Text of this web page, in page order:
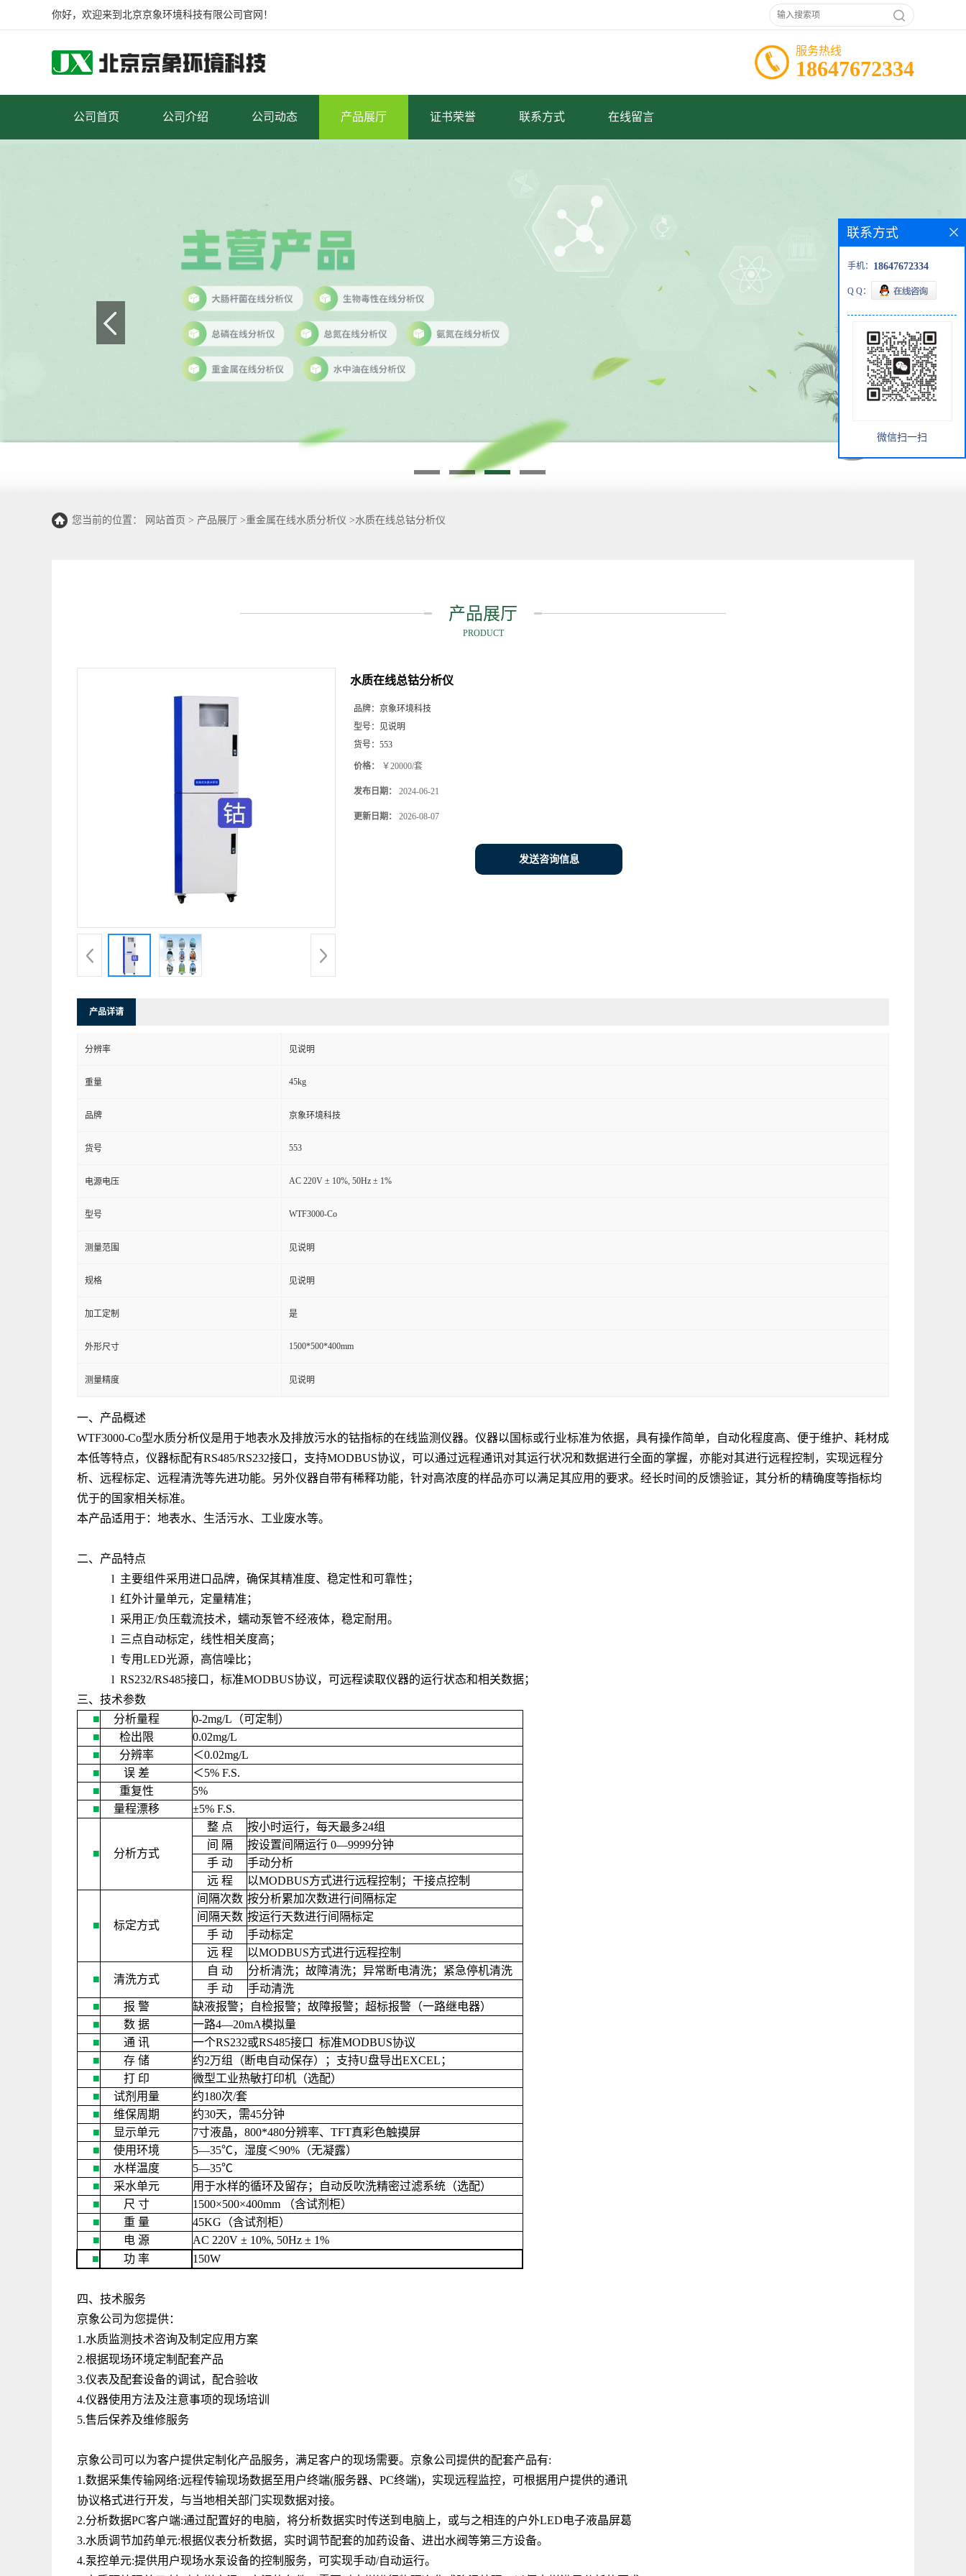
你好，欢迎来到北京京象环境科技有限公司官网！
服务热线
18647672334
公司首页 公司介绍 公司动态 产品展厅 证书荣誉 联系方式 在线留言
您当前的位置： 网站首页 > 产品展厅 >重金属在线水质分析仪 >水质在线总钴分析仪
产品展厅
PRODUCT
水质在线总钴分析仪
品牌： 京象环境科技
型号：
见说明
货号： 553
价格： ￥20000/套
发布日期： 2024-06-21
更新日期： 2026-08-07
发送咨询信息
产品详请
分辨率 见说明
重量 45kg
品牌 京象环境科技
货号 553
电源电压 AC 220V ± 10%, 50Hz ± 1%
型号 WTF3000-Co
测量范围 见说明
规格 见说明
加工定制 是
外形尺寸 1500*500*400mm
测量精度 见说明
一、产品概述
WTF3000-Co型水质分析仪是用于地表水及排放污水的钴指标的在线监测仪器。仪器以国标或行业标准为依据，具有操作简单，自动化程度高、便于维护、耗材成
本低等特点，仪器标配有RS485/RS232接口，支持MODBUS协议，可以通过远程通讯对其运行状况和数据进行全面的掌握，亦能对其进行远程控制，实现远程分
析、远程标定、远程清洗等先进功能。另外仪器自带有稀释功能，针对高浓度的样品亦可以满足其应用的要求。经长时间的反馈验证，其分析的精确度等指标均
优于的国家相关标准。
本产品适用于：地表水、生活污水、工业废水等。
二、产品特点
l 主要组件采用进口品牌，确保其精准度、稳定性和可靠性；
l 红外计量单元，定量精准；
l 采用正/负压载流技术，蠕动泵管不经液体，稳定耐用。
l 三点自动标定，线性相关度高；
l 专用LED光源，高信噪比；
l RS232/RS485接口，标准MODBUS协议，可远程读取仪器的运行状态和相关数据；
三、技术参数
■
分析量程 0-2mg/L （可定制）
■
检出限
0.02mg/L
■
分辨率 ＜0.02mg/L
■
误 差 ＜5% F.S.
■
重复性
5%
■
量程漂移 ±5% F.S.
■ 分析方式
整 点 按小时运行，每天最多24组
间 隔 按设置间隔运行 0—9999分钟
手 动
手动分析
远 程 以MODBUS方式进行远程控制；干接点控制
■ 标定方式
间隔次数 按分析累加次数进行间隔标定
间隔天数 按运行天数进行间隔标定
手 动
手动标定
远 程 以MODBUS方式进行远程控制
■ 清洗方式
自 动
分析清洗；故障清洗；异常断电清洗；紧急停机清洗
手 动
手动清洗
■
报 警
缺液报警；自检报警；故障报警；超标报警（一路继电器）
■
数 据 一路4—20mA模拟量
■
通 讯 一个RS232或RS485接口 标准MODBUS协议
■
存 储 约2万组（断电自动保存）；支持U盘导出EXCEL ；
■
打 印
微型工业热敏打印机（选配）
■
试剂用量 约180次/套
■
维保周期 约30天，需45分钟
■
显示单元 7寸液晶， 800*480分辨率、 TFT真彩色触摸屏
■
使用环境 5—35℃，湿度＜90% （无凝露）
■
水样温度 5—35℃
■
采水单元
用于水样的循环及留存；自动反吹洗精密过滤系统（选配）
■
尺 寸 1500×500×400mm
（含试剂柜）
■
重 量 45KG （含试剂柜）
■
电 源
AC 220V ± 10%, 50Hz ± 1%
■
功 率 150W
四、技术服务
京象公司为您提供：
1.水质监测技术咨询及制定应用方案
2.根据现场环境定制配套产品
3.仪表及配套设备的调试，配合验收
4.仪器使用方法及注意事项的现场培训
5.售后保养及维修服务
京象公司可以为客户提供定制化产品服务，满足客户的现场需要。京象公司提供的配套产品有:
1.数据采集传输网络:远程传输现场数据至用户终端(服务器、 PC终端)，实现远程监控，可根据用户提供的通讯
协议格式进行开发，与当地相关部门实现数据对接。
2.分析数据PC客户端:通过配置好的电脑，将分析数据实时传送到电脑上，或与之相连的户外LED电子液晶屏葛
3.水质调节加药单元:根据仪表分析数据，实时调节配套的加药设备、进出水阀等第三方设备。
4.泵控单元:提供用户现场水泵设备的控制服务，可实现手动/自动运行。
联系方式
手机： 18647672334
Q Q：
微信扫一扫